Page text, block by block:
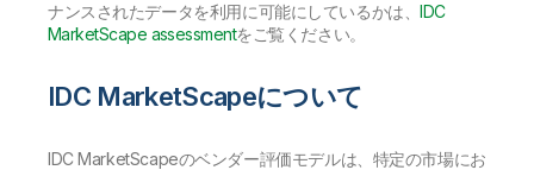
ナンスされたデータを利用に可能にしているかは、IDC
MarketScape assessmentをご覧ください。
IDC MarketScapeについて
IDC MarketScapeのベンダー評価モデルは、特定の市場にお